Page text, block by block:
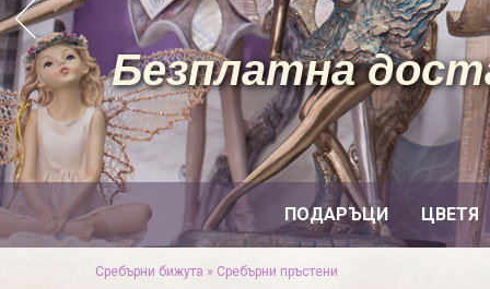
ПОДАРЪЦИ ЦВЕТЯ
Безплатна
Сребърни бижута » Сребърни пръстени